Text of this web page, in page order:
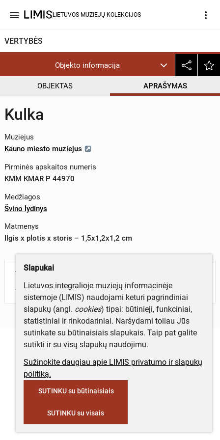
menu LIETUVOS MUZIEJŲ KOLEKCIJOS more_vert
VERTYBĖS
Objekto informacija
OBJEKTAS APRAŠYMAS
Kulka
Muziejus
Kauno miesto muziejus
Pirminės apskaitos numeris
KMM KMAR P 44970
Medžiagos
Švino lydinys
Matmenys
Ilgis x plotis x storis – 1,5x1,2x1,2 cm
Turite daugiau informacijos apie objektą?
Parašykite mums!
Slapukai
Lietuvos integralioje muziejų informacinėje
sistemoje (LIMIS) naudojami keturi pagrindiniai
slapukų (angl. cookies) tipai: būtinieji, funkciniai,
statistiniai ir rinkodariniai. Naršydami toliau Jūs
sutinkate su būtinaisiais slapukais. Taip pat galite
sutikti ir su visų slapukų naudojimu.
Sužinokite daugiau apie LIMIS privatumo ir slapukų
politiką.
SUTINKU su būtinaisiais
SUTINKU su visais